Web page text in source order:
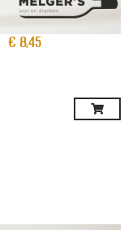
€ 8,45